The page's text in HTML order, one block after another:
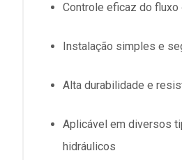
Controle eficaz do fluxo
Instalação simples e
Alta durabilidade e
Aplicável em diversos
hidráulicos